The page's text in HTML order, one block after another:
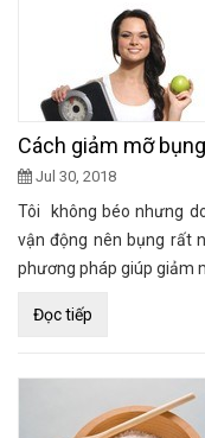
Cách giảm mỡ
Jul 30, 2018
Tôi không béo nhưng
vận động nên bụng rất
phương pháp giúp giảm
Đọc tiếp